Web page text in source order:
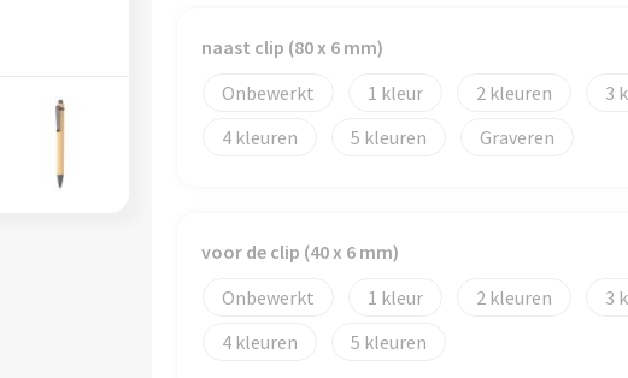
naast clip (80 x 6 mm)
Onbewerkt
1 2
3
4
5 Graveren
voor de clip (40 x 6 mm)
Onbewerkt
1 2
3
4
5